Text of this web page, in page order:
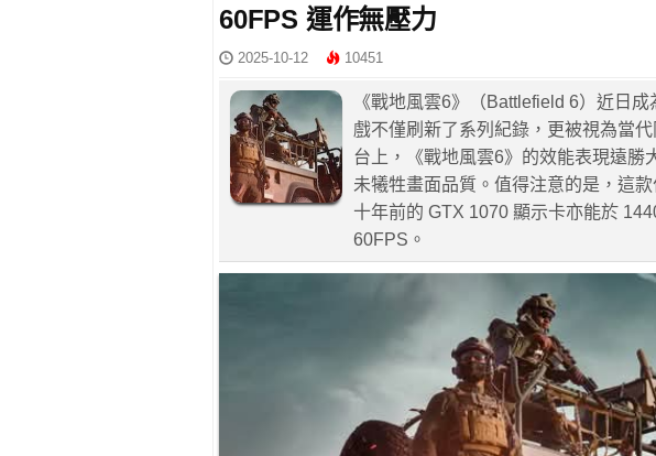
60FPS 運作無壓力
2025-10-12 10451
《戰地風雲6》（Battlefield 6）近日
戲不僅刷新了系列紀錄，更被視為當
台上，《戰地風雲6》的效能表現遠勝
未犧牲畫面品質。值得注意的是，這
十年前的 GTX 1070 顯示卡亦能於
60FPS。